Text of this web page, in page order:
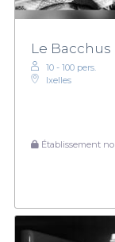
Le Bacchus
10 - 100 pers.
Ixelles
Établissement